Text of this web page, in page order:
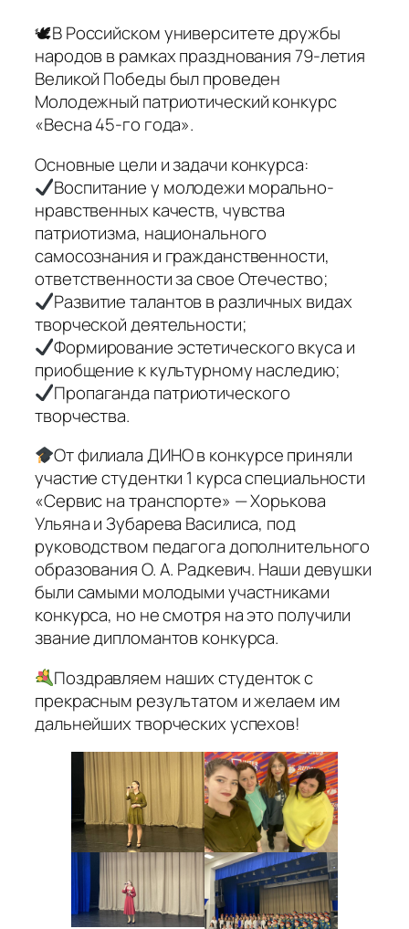
🕊В Российском университете дружбы
народов в рамках празднования 79-летия
Великой Победы был проведен
Молодежный патриотический конкурс
«Весна 45-го года».
Основные цели и задачи конкурса:
Воспитание у молодежи морально-
нравственных качеств, чувства
патриотизма, национального
самосознания и гражданственности,
ответственности за свое Отечество;
Развитие талантов в различных видах
творческой деятельности;
Формирование эстетического вкуса и
приобщение к культурному наследию;
Пропаганда патриотического
творчества.
От филиала ДИНО в конкурсе приняли
участие студентки 1 курса специальности
«Сервис на транспорте» — Хорькова
Ульяна и Зубарева Василиса, под
руководством педагога дополнительного
образования О. А. Радкевич. Наши девушки
были самыми молодыми участниками
конкурса, но не смотря на это получили
звание дипломантов конкурса.
Поздравляем наших студенток с
прекрасным результатом и желаем им
дальнейших творческих успехов!